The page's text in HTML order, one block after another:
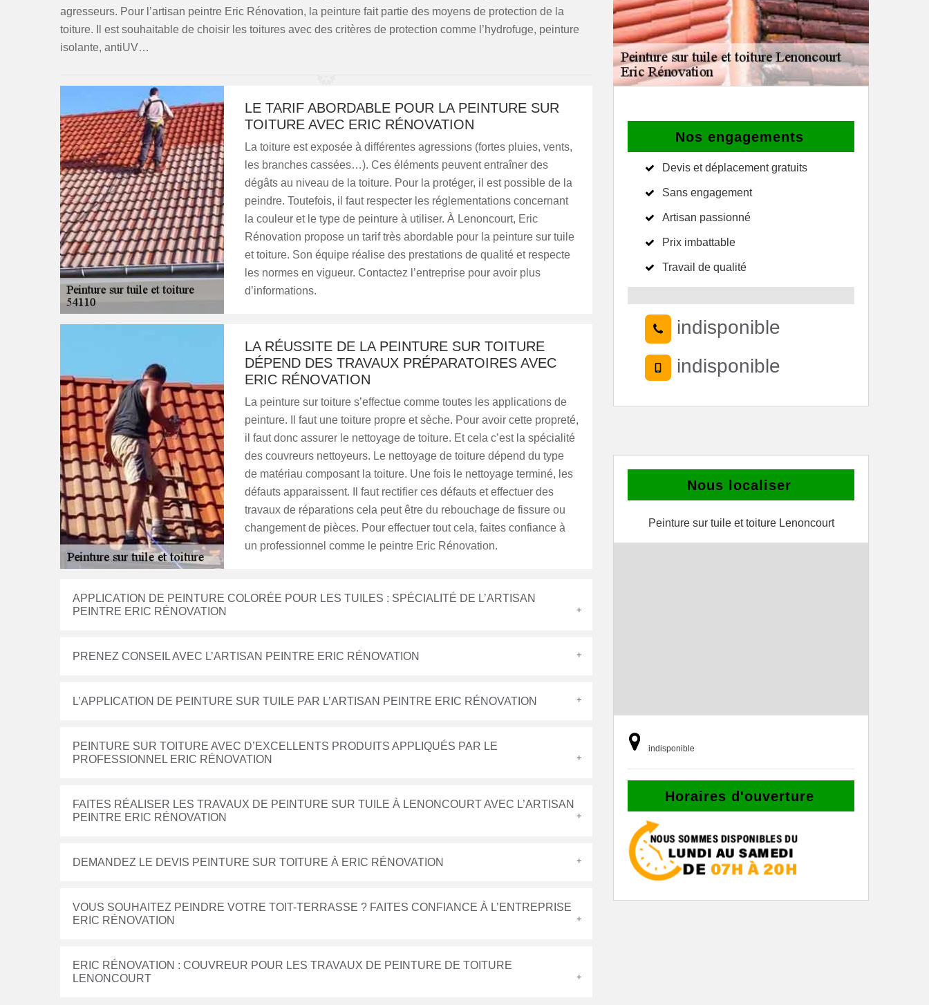
agresseurs. Pour l’artisan peintre Eric Rénovation, la peinture fait partie des moyens de protection de la
toiture. Il est souhaitable de choisir les toitures avec des critères de protection comme l’hydrofuge, peinture
isolante, antiUV…
LE TARIF ABORDABLE POUR LA PEINTURE SUR
TOITURE AVEC ERIC RÉNOVATION
La toiture est exposée à différentes agressions (fortes pluies, vents,
les branches cassées…). Ces éléments peuvent entraîner des
dégâts au niveau de la toiture. Pour la protéger, il est possible de la
peindre. Toutefois, il faut respecter les réglementations concernant
la couleur et le type de peinture à utiliser. À Lenoncourt, Eric
Rénovation propose un tarif très abordable pour la peinture sur tuile
et toiture. Son équipe réalise des prestations de qualité et respecte
les normes en vigueur. Contactez l’entreprise pour avoir plus
d’informations.
LA RÉUSSITE DE LA PEINTURE SUR TOITURE
DÉPEND DES TRAVAUX PRÉPARATOIRES AVEC
ERIC RÉNOVATION
La peinture sur toiture s’effectue comme toutes les applications de
peinture. Il faut une toiture propre et sèche. Pour avoir cette propreté,
il faut donc assurer le nettoyage de toiture. Et cela c’est la spécialité
des couvreurs nettoyeurs. Le nettoyage de toiture dépend du type
de matériau composant la toiture. Une fois le nettoyage terminé, les
défauts apparaissent. Il faut rectifier ces défauts et effectuer des
travaux de réparations cela peut être du rebouchage de fissure ou
changement de pièces. Pour effectuer tout cela, faites confiance à
un professionnel comme le peintre Eric Rénovation.
APPLICATION DE PEINTURE COLORÉE POUR LES TUILES : SPÉCIALITÉ DE L’ARTISAN
PEINTRE ERIC RÉNOVATION
PRENEZ CONSEIL AVEC L’ARTISAN PEINTRE ERIC RÉNOVATION
L’APPLICATION DE PEINTURE SUR TUILE PAR L’ARTISAN PEINTRE ERIC RÉNOVATION
PEINTURE SUR TOITURE AVEC D’EXCELLENTS PRODUITS APPLIQUÉS PAR LE
PROFESSIONNEL ERIC RÉNOVATION
FAITES RÉALISER LES TRAVAUX DE PEINTURE SUR TUILE À LENONCOURT AVEC L’ARTISAN
PEINTRE ERIC RÉNOVATION
DEMANDEZ LE DEVIS PEINTURE SUR TOITURE À ERIC RÉNOVATION
VOUS SOUHAITEZ PEINDRE VOTRE TOIT-TERRASSE ? FAITES CONFIANCE À L’ENTREPRISE
ERIC RÉNOVATION
ERIC RÉNOVATION : COUVREUR POUR LES TRAVAUX DE PEINTURE DE TOITURE
LENONCOURT
Nos engagements
Devis et déplacement gratuits
Sans engagement
Artisan passionné
Prix imbattable
Travail de qualité
indisponible
indisponible
Nous localiser
Peinture sur tuile et toiture Lenoncourt
indisponible
Horaires d'ouverture